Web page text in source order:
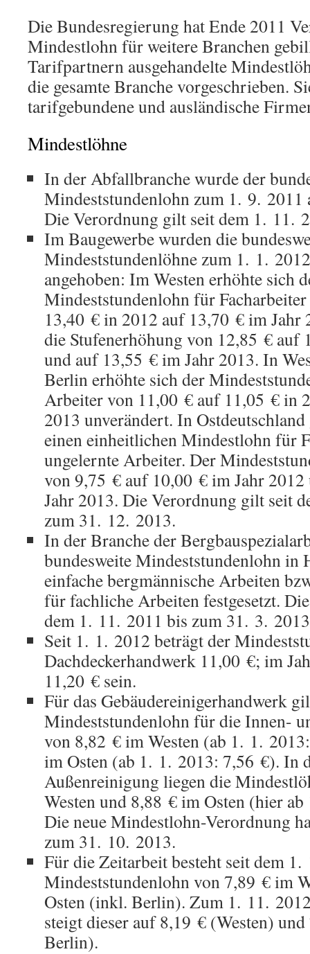
Die Bundesregierung hat Ende 2011
Mindestlohn für weitere Branchen
Tarifpartnern ausgehandelte
die gesamte Branche vorgeschrieben.
tarifgebundene und ausländische
Mindestlöhne
In der Abfallbranche wurde der
Mindeststundenlohn zum 1. 9. 2011
Die Verordnung gilt seit dem 1. 11.
Im Baugewerbe wurden die
Mindeststundenlöhne zum 1. 1.
angehoben: Im Westen erhöhte sich
Mindeststundenlohn für
13,40 € in 2012 auf 13,70 € im
die Stufenerhöhung von 12,85 € auf
und auf 13,55 € im Jahr 2013. In
Berlin erhöhte sich der
Arbeiter von 11,00 € auf 11,05 € in
2013 unverändert. In
einen einheitlichen Mindestlohn für
ungelernte Arbeiter. Der
von 9,75 € auf 10,00 € im Jahr
Jahr 2013. Die Verordnung gilt seit
zum 31. 12. 2013.
In der Branche der
bundesweite Mindeststundenlohn in
einfache bergmännische Arbeiten
für fachliche Arbeiten festgesetzt.
dem 1. 11. 2011 bis zum 31. 3.
Seit 1. 1. 2012 beträgt der
Dachdeckerhandwerk 11,00 €; im
11,20 € sein.
Für das Gebäudereinigerhandwerk
Mindeststundenlohn für die Innen-
von 8,82 € im Westen (ab 1. 1.
im Osten (ab 1. 1. 2013: 7,56 €). In
Außenreinigung liegen die
Westen und 8,88 € im Osten (hier
Die neue Mindestlohn-Verordnung
zum 31. 10. 2013.
Für die Zeitarbeit besteht seit dem
Mindeststundenlohn von 7,89 € im
Osten (inkl. Berlin). Zum 1. 11.
steigt dieser auf 8,19 € (Westen)
Berlin).